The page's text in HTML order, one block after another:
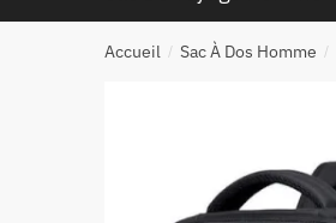
Accueil / Sac À Dos Homme /